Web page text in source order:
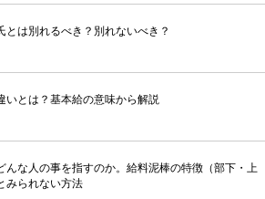
とは別れるべき？別れないべき？
いとは？基本給の意味から解説
んな人の事を指すのか。給料泥棒の特徴（部下・上
みられない方法